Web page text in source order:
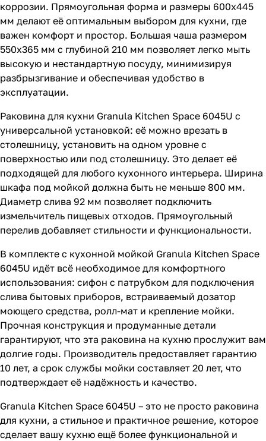
коррозии. Прямоугольная форма и размеры 600х445
мм делают её оптимальным выбором для кухни, где
важен комфорт и простор. Большая чаша размером
550x365 мм с глубиной 210 мм позволяет легко мыть
высокую и нестандартную посуду, минимизируя
разбрызгивание и обеспечивая удобство в
эксплуатации.
Раковина для кухни Granula Kitchen Space 6045U с
универсальной установкой: её можно врезать в
столешницу, установить на одном уровне с
поверхностью или под столешницу. Это делает её
подходящей для любого кухонного интерьера. Ширина
шкафа под мойкой должна быть не меньше 800 мм.
Диаметр слива 92 мм позволяет подключить
измельчитель пищевых отходов. Прямоугольный
перелив добавляет стильности и функциональности.
В комплекте с кухонной мойкой Granula Kitchen Space
6045U идёт всё необходимое для комфортного
использования: сифон с патрубком для подключения
слива бытовых приборов, встраиваемый дозатор
моющего средства, ролл-мат и крепление мойки.
Прочная конструкция и продуманные детали
гарантируют, что эта раковина на кухню прослужит вам
долгие годы. Производитель предоставляет гарантию
10 лет, а срок службы мойки составляет 20 лет, что
подтверждает её надёжность и качество.
Granula Kitchen Space 6045U – это не просто раковина
для кухни, а стильное и практичное решение, которое
сделает вашу кухню ещё более функциональной и